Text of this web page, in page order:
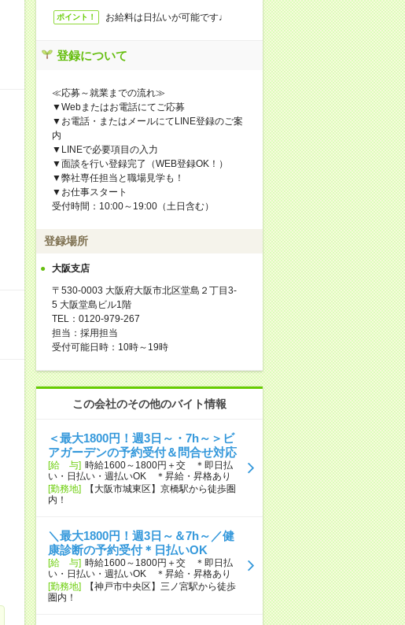
ポイント！ お給料は日払いが可能です♩
登録について
≪応募～就業までの流れ≫
▼Webまたはお電話にてご応募
▼お電話・またはメールにてLINE登録のご案
内
▼LINEで必要項目の入力
▼面談を行い登録完了（WEB登録OK！）
▼弊社専任担当と職場見学も！
▼お仕事スタート
受付時間：10:00～19:00（土日含む）
登録場所
大阪支店
〒530-0003 大阪府大阪市北区堂島２丁目3-
5 大阪堂島ビル1階
TEL：0120-979-267
担当：採用担当
受付可能日時：10時～19時
この会社のその他のバイト情報
＜最大1800円！週3日～・7h～＞ビ
アガーデンの予約受付＆問合せ対応
[給 与] 時給1600～1800円＋交 ＊即日払
い・日払い・週払いOK ＊昇給・昇格あり
[勤務地]
【大阪市城東区】京橋駅から徒歩圏
内！
＼最大1800円！週3日～＆7h～／健
康診断の予約受付＊日払いOK
[給 与] 時給1600～1800円＋交 ＊即日払
い・日払い・週払いOK ＊昇給・昇格あり
[勤務地]
【神戸市中央区】三ノ宮駅から徒歩
圏内！